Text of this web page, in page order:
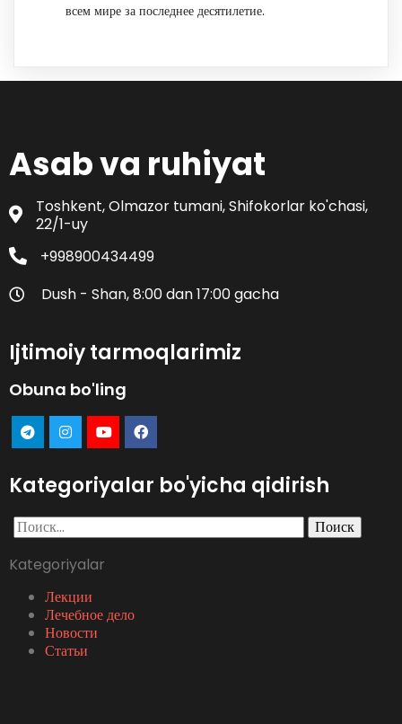
всем мире за последнее десятилетие.
Asab va ruhiyat
Toshkent, Olmazor tumani, Shifokorlar ko'chasi,
22/1-uy
+998900434499
Dush - Shan, 8:00 dan 17:00 gacha
Ijtimoiy tarmoqlarimiz
Obuna bo'ling
Kategoriyalar bo'yicha qidirish
Найти:
Kategoriyalar
Лекции
Лечебное дело
Новости
Статьи